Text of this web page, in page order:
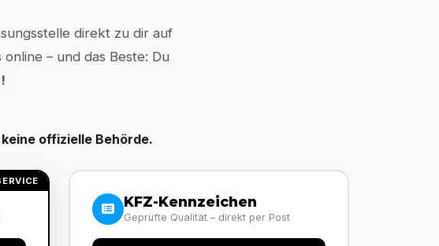
direkt zu dir auf
– und das Beste: Du
offizielle Behörde.
KFZ-Kennzeichen
Geprüfte Qualität – direkt per Post